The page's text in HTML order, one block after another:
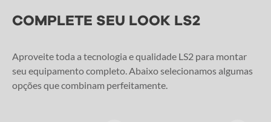
COMPLETE SEU LOOK LS2
Aproveite toda a tecnologia e qualidade LS2 para montar
seu equipamento completo. Abaixo selecionamos algumas
opções que combinam perfeitamente.